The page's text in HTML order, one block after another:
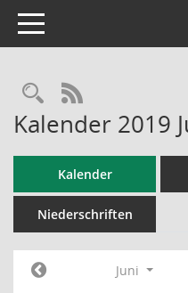
Toggle navigation
RSS-Feed
Kalender 2019
Kalender
Niederschriften
Juni